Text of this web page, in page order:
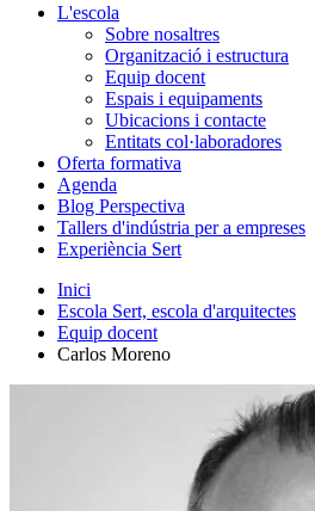
L'escola
Sobre nosaltres
Organització i estructura
Equip docent
Espais i equipaments
Ubicacions i contacte
Entitats col·laboradores
Oferta formativa
Agenda
Blog Perspectiva
Tallers d'indústria per a empreses
Experiència Sert
Inici
Escola Sert, escola d'arquitectes
Equip docent
Carlos Moreno